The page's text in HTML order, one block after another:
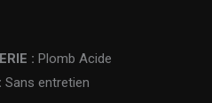
: Plomb Acide
Sans entretien